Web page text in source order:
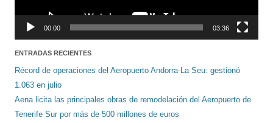
00:00 03:36
ENTRADAS RECIENTES
Récord de operaciones del Aeropuerto Andorra-La Seu: gestionó
1.063 en julio
Aena licita las principales obras de remodelación del Aeropuerto de
Tenerife Sur por más de 500 millones de euros